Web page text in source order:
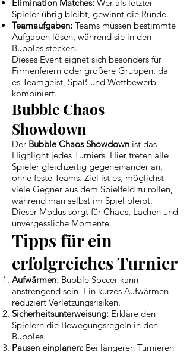
Elimination Matches: Wer als letzter
Spieler übrig bleibt, gewinnt die Runde.
Teamaufgaben: Teams müssen bestimmte
Aufgaben lösen, während sie in den
Bubbles stecken.
Dieses Event eignet sich besonders für
Firmenfeiern oder größere Gruppen, da
es Teamgeist, Spaß und Wettbewerb
kombiniert.
Bubble Chaos
Showdown
Der Bubble Chaos Showdown ist das
Highlight jedes Turniers. Hier treten alle
Spieler gleichzeitig gegeneinander an,
ohne feste Teams. Ziel ist es, möglichst
viele Gegner aus dem Spielfeld zu rollen,
während man selbst im Spiel bleibt.
Dieser Modus sorgt für Chaos, Lachen und
unvergessliche Momente.
Tipps für ein
erfolgreiches Turnier
Aufwärmen: Bubble Soccer kann
anstrengend sein. Ein kurzes Aufwärmen
reduziert Verletzungsrisiken.
Sicherheitsunterweisung: Erkläre den
Spielern die Bewegungsregeln in den
Bubbles.
Pausen einplanen: Bei längeren Turnieren